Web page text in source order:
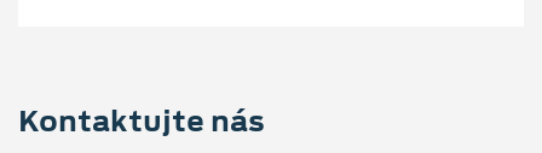
Kontaktujte nás